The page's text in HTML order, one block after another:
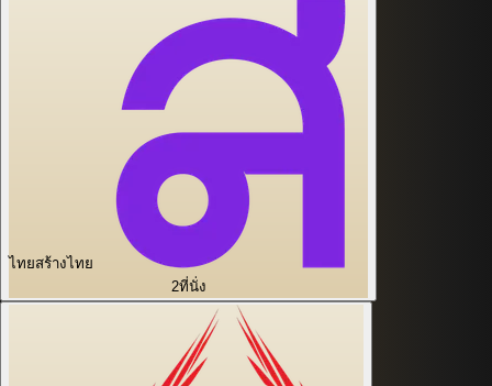
ไทยสร้างไทย
2ที่นั่ง